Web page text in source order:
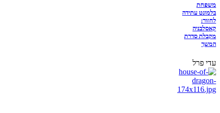
משפחת
בלמונט עתידה
לחזור:
קאסלבניה
מקבלת סדרת
המשך
עדי פרל